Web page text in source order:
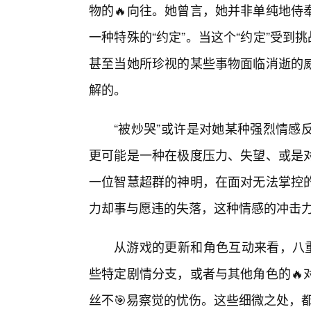
物的🔥向往。她曾言，她并非单纯地
一种特殊的“约定”。当这个“约定”受到
甚至当她所珍视的某些事物面临消逝
解的。
“被炒哭”或许是对她某种强烈情
更可能是一种在极度压力、失望、或
一位智慧超群的神明，在面对无法掌
力却事与愿违的失落，这种情感的冲击
从游戏的更新和角色互动来看，八
些特定剧情分支，或者与其他角色的
丝不🎯易察觉的忧伤。这些细微之处，